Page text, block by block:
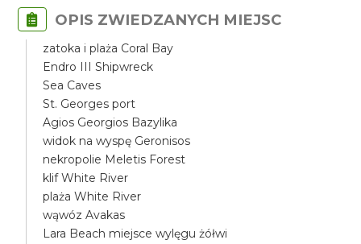
OPIS ZWIEDZANYCH MIEJSC
zatoka i plaża Coral Bay
Endro III Shipwreck
Sea Caves
St. Georges port
Agios Georgios Bazylika
widok na wyspę Geronisos
nekropolie Meletis Forest
klif White River
plaża White River
wąwóz Avakas
Lara Beach miejsce wylęgu żółwi